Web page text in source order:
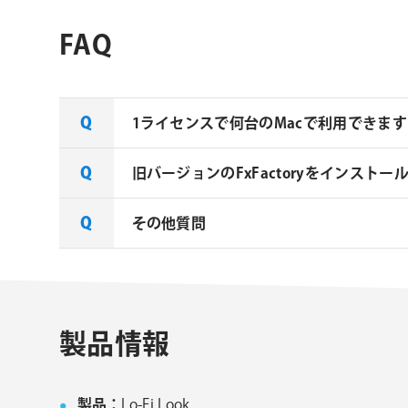
FAQ
1ライセンスで何台のMacで利用できま
Noise Industries社製品、FxFactory プラ
旧バージョンのFxFactoryをインストー
FxFactory 旧バージョンインストーラー
旧バージョンのインストーラーは、サ
その他質問
製品情報